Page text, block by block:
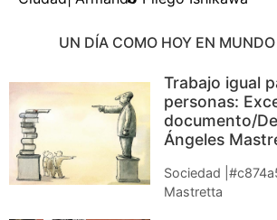
UN DÍA COMO HOY EN
Trabajo igual
personas:
documento/
Ángeles
Sociedad
Mastretta